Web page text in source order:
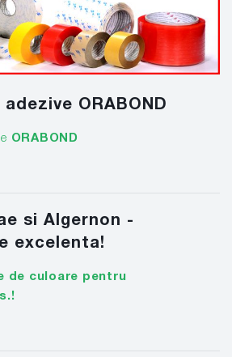
ORABOND
ORABOND
si Algernon -
excelenta!
de culoare pentru